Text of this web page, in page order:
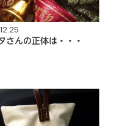
さんの正体は・・・